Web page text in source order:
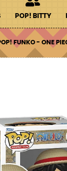
POP! BITTY
FUNKO - ONE